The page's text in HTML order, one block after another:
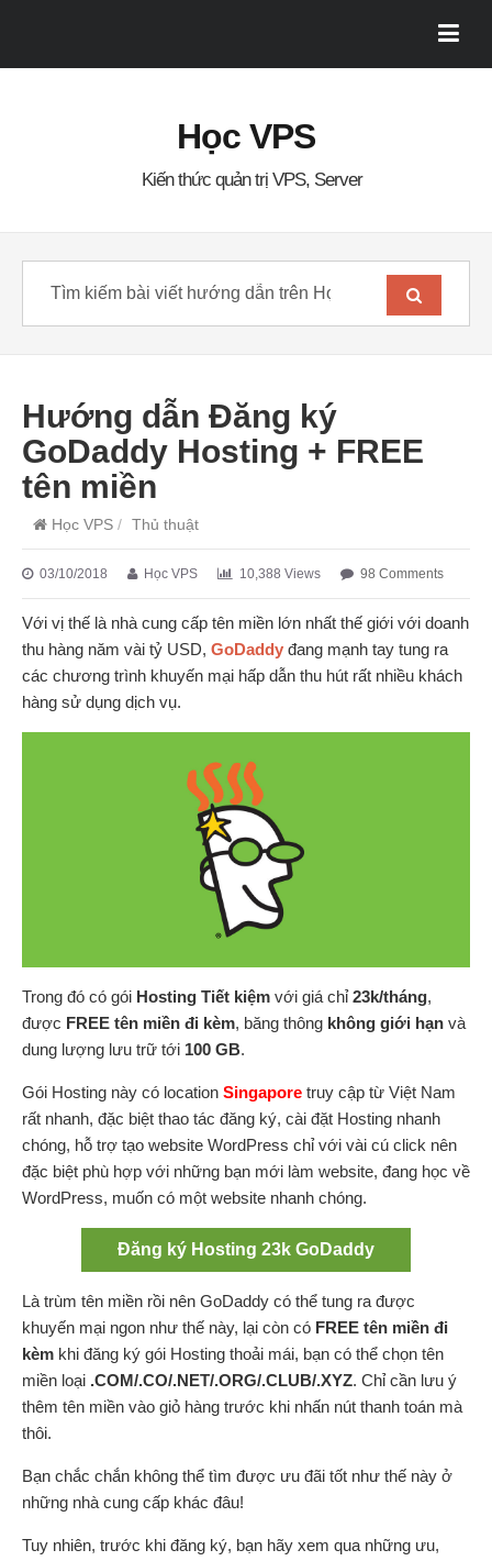
Học VPS
Kiến thức quản trị VPS, Server
Hướng dẫn Đăng ký
GoDaddy Hosting + FREE
tên miền
Học VPS / Thủ thuật
03/10/2018 Học VPS 10,388 Views 98 Comments
Với vị thế là nhà cung cấp tên miền lớn nhất thế giới với doanh
thu hàng năm vài tỷ USD, GoDaddy đang mạnh tay tung ra
các chương trình khuyến mại hấp dẫn thu hút rất nhiều khách
hàng sử dụng dịch vụ.
Trong đó có gói Hosting Tiết kiệm với giá chỉ23k/tháng,
được FREE tên miền đi kèm, băng thông không giới hạn và
dung lượng lưu trữ tới 100 GB.
Gói Hosting này có location Singapore truy cập từ Việt Nam
rất nhanh, đặc biệt thao tác đăng ký, cài đặt Hosting nhanh
chóng, hỗ trợ tạo website WordPress chỉ với vài cú click nên
đặc biệt phù hợp với những bạn mới làm website, đang học về
WordPress, muốn có một website nhanh chóng.
Đăng ký Hosting 23k GoDaddy
Là trùm tên miền rồi nên GoDaddy có thể tung ra được
khuyến mại ngon như thế này, lại còn có FREE tên miền đi
kèm khi đăng ký gói Hosting thoải mái, bạn có thể chọn tên
miền loại .COM/.CO/.NET/.ORG/.CLUB/.XYZ. Chỉ cần lưu ý
thêm tên miền vào giỏ hàng trước khi nhấn nút thanh toán mà
thôi.
Bạn chắc chắn không thể tìm được ưu đãi tốt như thế này ở
những nhà cung cấp khác đâu!
Tuy nhiên, trước khi đăng ký, bạn hãy xem qua những ưu,